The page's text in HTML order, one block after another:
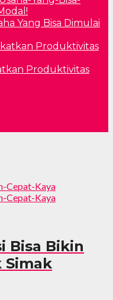
Yang Bisa Dimulai
Produktivitas
Bisa Bikin
Simak